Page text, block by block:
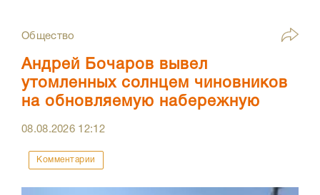
Общество
Андрей Бочаров вывел
утомленных солнцем чиновников
на обновляемую набережную
08.08.2026 12:12
Комментарии